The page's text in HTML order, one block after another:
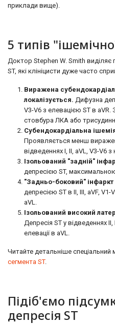
приклади вище).
5 типів
Доктор Stephen W. Smith виділяє
ST, які клініцисти дуже часто
Виражена
локалізується. Дифузна
V3-V6 з елевацією ST в aVR.
стовбура ЛКА або
Субендокардіальна
Проявляється менш
відведеннях I, II, aVL, V3-V6
Ізольований "задній"
депресією ST,
"Задньо-боковий" інфаркт
депресією ST в II, ​​III, aVF,
aVL.
Ізольований високий
Депресія ST у відведеннях
елевації в aVL.
Читайте детальніше спеціальний
сегмента ST.
Підіб'ємо
депресія ST